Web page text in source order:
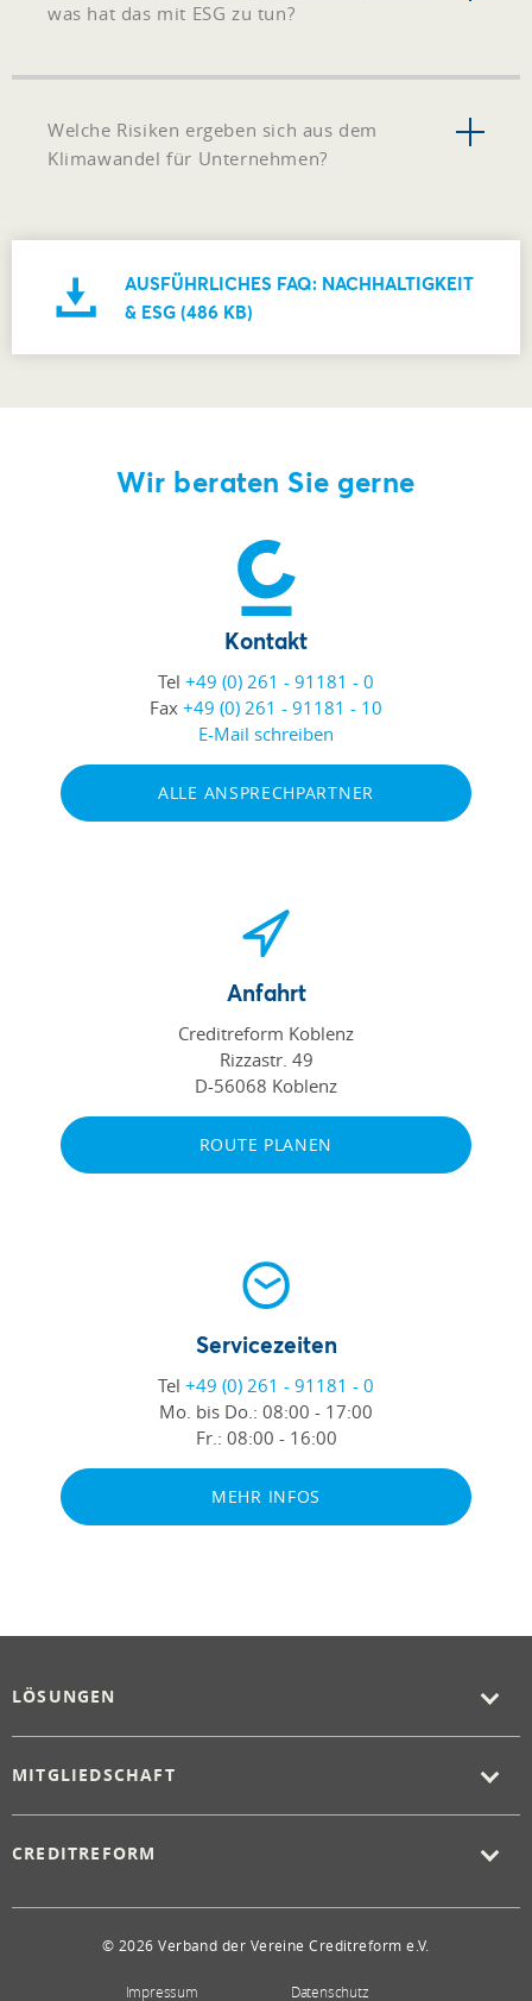
was hat das mit ESG zu tun?
Welche Risiken ergeben sich aus dem
Klimawandel für Unternehmen?
AUSFÜHRLICHES FAQ: NACHHALTIGKEIT
& ESG (486 KB)
Wir beraten Sie gerne
Kontakt
Tel +49 (0) 261 - 91181 - 0
Fax +49 (0) 261 - 91181 - 10
E-Mail schreiben
ALLE ANSPRECHPARTNER
Anfahrt
Creditreform Koblenz
Rizzastr. 49
D-56068 Koblenz
ROUTE PLANEN
Servicezeiten
Tel +49 (0) 261 - 91181 - 0
Mo. bis Do.: 08:00 - 17:00
Fr.: 08:00 - 16:00
MEHR INFOS
LÖSUNGEN
MITGLIEDSCHAFT
CREDITREFORM
© 2026 Verband der Vereine Creditreform e.V.
Impressum Datenschutz